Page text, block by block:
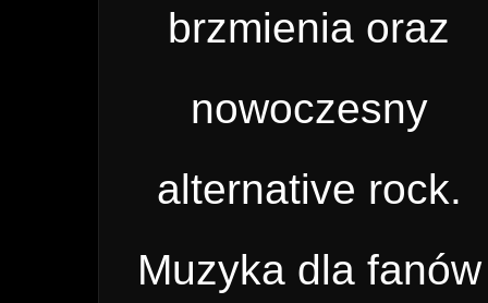
brzmienia oraz
nowoczesny
alternative rock.
Muzyka dla fanów